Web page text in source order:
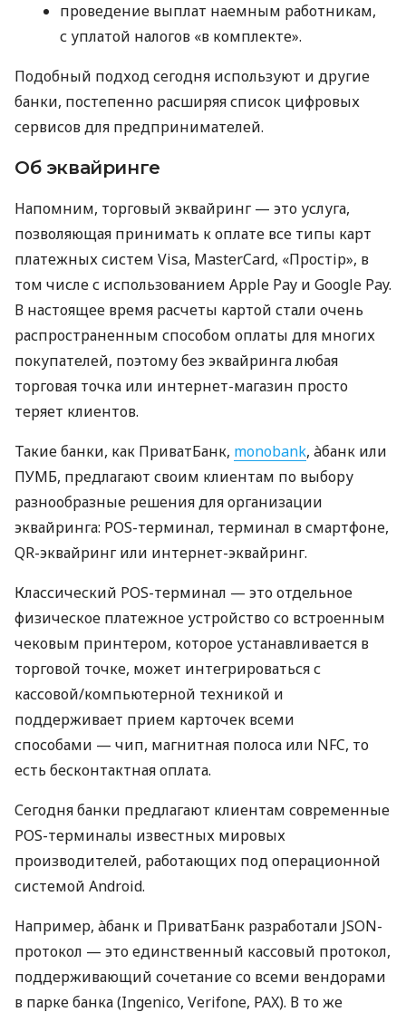
проведение выплат наемным работникам,
с уплатой налогов «в комплекте».
Подобный подход сегодня используют и другие
банки, постепенно расширяя список цифровых
сервисов для предпринимателей.
Об эквайринге
Напомним, торговый эквайринг — это услуга,
позволяющая принимать к оплате все типы карт
платежных систем Visa, MasterCard, «Простір», в
том числе с использованием Apple Pay и Google Pay.
В настоящее время расчеты картой стали очень
распространенным способом оплаты для многих
покупателей, поэтому без эквайринга любая
торговая точка или интернет-магазин просто
теряет клиентов.
Такие банки, как ПриватБанк, monobank, àбанк или
ПУМБ, предлагают своим клиентам по выбору
разнообразные решения для организации
эквайринга: POS-терминал, терминал в смартфоне,
QR-эквайринг или интернет-эквайринг.
Классический POS-терминал — это отдельное
физическое платежное устройство со встроенным
чековым принтером, которое устанавливается в
торговой точке, может интегрироваться с
кассовой/компьютерной техникой и
поддерживает прием карточек всеми
способами — чип, магнитная полоса или NFC, то
есть бесконтактная оплата.
Сегодня банки предлагают клиентам современные
POS-терминалы известных мировых
производителей, работающих под операционной
системой Android.
Например, àбанк и ПриватБанк разработали JSON-
протокол — это единственный кассовый протокол,
поддерживающий сочетание со всеми вендорами
в парке банка (Ingenico, Verifone, PAX). В то же